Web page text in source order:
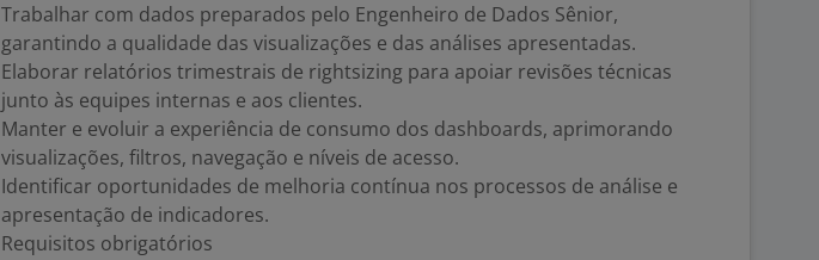
Trabalhar com dados preparados pelo Engenheiro de Dados Sênior,
garantindo a qualidade das visualizações e das análises apresentadas.
Elaborar relatórios trimestrais de rightsizing para apoiar revisões técnicas
junto às equipes internas e aos clientes.
Manter e evoluir a experiência de consumo dos dashboards, aprimorando
visualizações, filtros, navegação e níveis de acesso.
Identificar oportunidades de melhoria contínua nos processos de análise e
apresentação de indicadores.
Requisitos obrigatórios